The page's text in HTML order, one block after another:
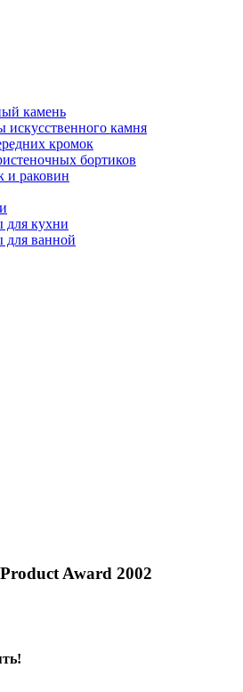
камень
искусственного камня
кромок
бортиков
и раковин
кухни
ванной
Award 2002